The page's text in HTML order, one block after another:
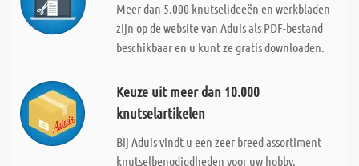
Meer dan 5.000 knutselideeën en werkbladen
zijn op de website van Aduis als PDF-bestand
beschikbaar en u kunt ze gratis downloaden.
Keuze uit meer dan 10.000
knutselartikelen
Bij Aduis vindt u een zeer breed assortiment
knutselbenodigdheden voor uw hobby.